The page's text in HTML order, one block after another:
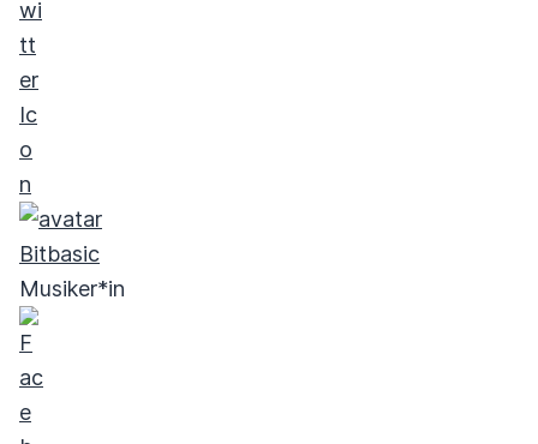
Bitbasic
Musiker*in